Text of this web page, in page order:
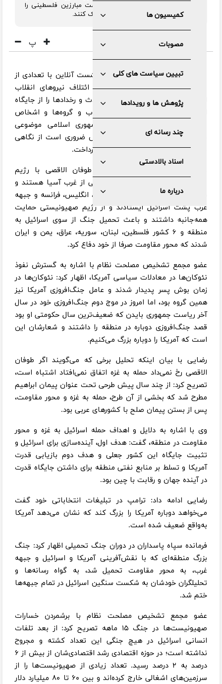
کمیسیون ها
مصوبات
تبیین سیاست های کلی
پژوهش ها و رویدادها
چند رسانه ای
اسناد بالادستی
درباره ما
خنثی کردند و کشورهای عربی باید دست مبارزین فلسطینی را
ببوسند و در بازسازی غزه بدون منت کمک کنند.
پ
به گزارش ایسنا، محسن رضایی در نشست آنلاین با تعدادی از
نمایندگان مجلس و اعضای شورای ائتلاف نیروهای انقلاب
اسلامی با بیان اینکه امروز باید حوادث و رخدادها را از جایگاه
انقلاب اسلامی و نه از جایگاه احزاب و گروه‌ها و اشخاص
نگریست، اظهار کرد: انقلاب و جمهوری اسلامی موضوعی
فراحزبی و فراجناحی است و زین پس ضروری است از نگاهی
فراتر از جناح‌ها و دسته‌ها به مسائل پرداخت.
وی افزود: ۶ کشوری که پس از طوفان الاقصی با رژیم
صهیونیستی درگیر شدند بخش مهمی از غرب آسیا هستند و
رخداد بزرگی حادث شده است؛ آمریکا، انگلیس، فرانسه و جبهه
غرب پشت اسرائیل ایستادند و از رژیم صهیونیستی حمایت
همه‌جانبه داشتند و باعث تحمیل جنگ از سوی اسرائیل به
منطقه و ۶ کشور فلسطین، لبنان، سوریه، عراق، یمن و ایران
شدند که محور مقاومت صرفا از خود دفاع کرد.
عضو مجمع تشخیص مصلحت نظام با اشاره به گسترش نفوذ
نئوکان‌ها در معادلات سیاسی آمریکا، اظهار کرد: نئوکان‌ها در
زمان بوش پسر پدیدار شدند و عامل جنگ‌افروزی آمریکا نیز
همین گروه بود، اما امروز در موج دوم جنگ‌افروزی خود در سال
آخر ریاست جمهوری بایدن که ضعیف‌ترین سال حکومتی او بود
قصد جنگ‌افروزی دوباره در منطقه را داشتند و شعارشان این
است که آمریکا را دوباره بزرگ می‌کنیم.
رضایی با بیان اینکه تحلیل برخی که می‌گویند اگر طوفان
الاقصی رخ نمی‌داد حمله به غزه اتفاق نمی‌افتاد اشتباه است،
تصریح کرد: از چند سال پیش طرحی تحت عنوان پیمان ابراهیم
مطرح شد که بخشی از آن طرح، حمله به غزه و محور مقاومت،
پس از بستن پیمان صلح با کشورهای عربی بود.
وی با اشاره به دلایل و اهداف حمله اسرائیل به غزه و محور
مقاومت در منطقه، گفت: هدف اول، آینده‌سازی برای اسرائیل و
تثبیت جایگاه این کشور جعلی و هدف دوم بازیابی قدرت
آمریکا و تسلط بر منابع نفتی منطقه برای داشتن جایگاه قدرت
در آینده جهان و رقابت با چین بود.
رضایی ادامه داد: ترامپ در تبلیغات انتخاباتی خود گفت
می‌خواهد دوباره آمریکا را بزرگ کند که نشان می‌دهد آمریکا
به‌واقع ضعیف شده است.
فرمانده سپاه پاسداران در دوران جنگ تحمیلی اظهار کرد: جنگ
بزرگ منطقه‌ای که با نقش‌آفرینی آمریکا و اسرائیل و جبهه
غرب، به محور مقاومت تحمیل شد، به گواه رسانه‌ها و
تحلیلگران خودشان به شکست سنگین اسرائیل در تمام جبهه‌ها
ختم شد.
عضو مجمع تشخیص مصلحت نظام با برشمردن خسارات
صهیونیست‌ها در جنگ ۱۵ ماهه تصریح کرد: از بعد تلفات
انسانی اسرائیل در هیچ جنگی این تعداد کشته و مجروح
نداشته است؛ در حوزه اقتصادی رشد اقتصادی‌شان از بیش از ۶
درصد به ۲ درصد رسید. تعداد زیادی از صهیونیست‌ها را از
سرزمین‌های اشغالی خارج کرده‌اند و بین ۶۰ تا ۸۰ میلیارد دلار